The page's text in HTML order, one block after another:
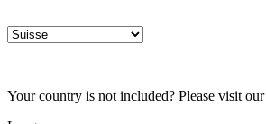
Your country is not included? Please visit our